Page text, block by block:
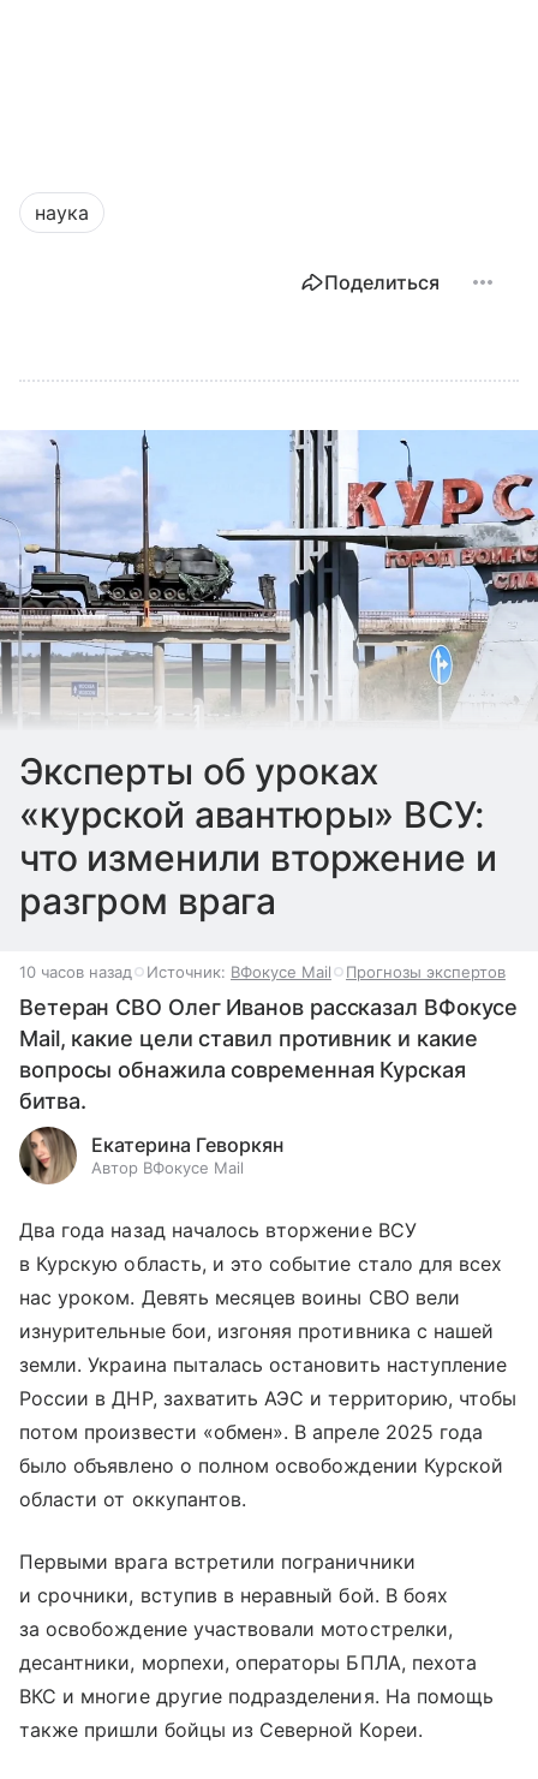
наука
Поделиться
Эксперты об уроках
«курской авантюры» ВСУ:
что изменили вторжение и
разгром врага
10 часов назад Источник: ВФокусе Mail Прогнозы экспертов
Ветеран СВО Олег Иванов рассказал ВФокусе
Mail, какие цели ставил противник и какие
вопросы обнажила современная Курская
битва.
Екатерина Геворкян
Автор ВФокусе Mail
Два года назад началось вторжение ВСУ
в Курскую область, и это событие стало для всех
нас уроком. Девять месяцев воины СВО вели
изнурительные бои, изгоняя противника с нашей
земли. Украина пыталась остановить наступление
России в ДНР, захватить АЭС и территорию, чтобы
потом произвести «обмен». В апреле 2025 года
было объявлено о полном освобождении Курской
области от оккупантов.
Первыми врага встретили пограничники
и срочники, вступив в неравный бой. В боях
за освобождение участвовали мотострелки,
десантники, морпехи, операторы БПЛА, пехота
ВКС и многие другие подразделения. На помощь
также пришли бойцы из Северной Кореи.